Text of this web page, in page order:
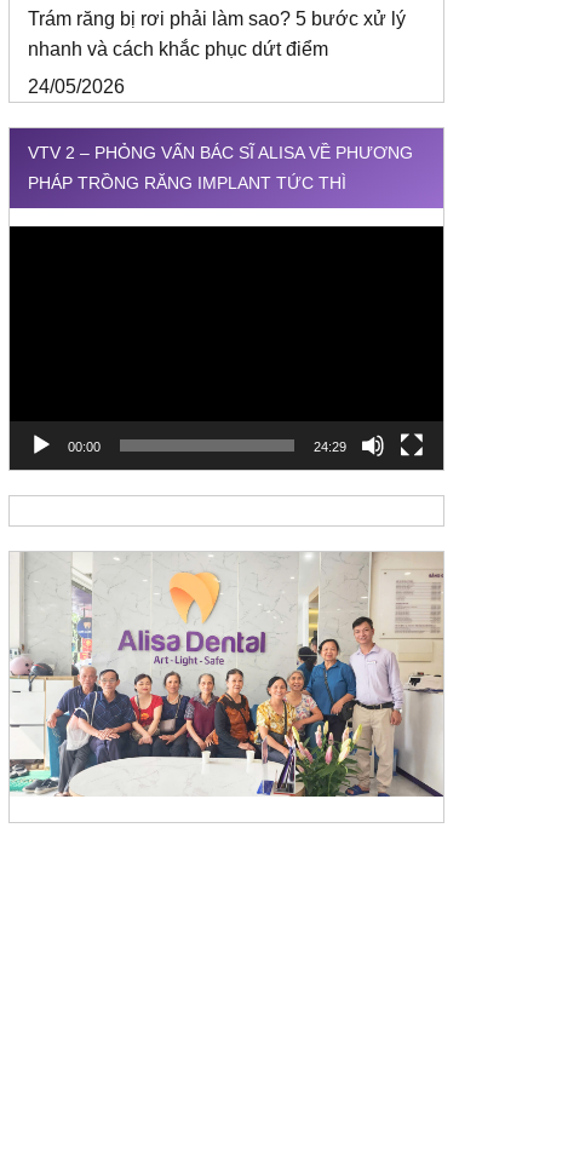
Trám răng bị rơi phải làm sao? 5 bước xử lý
nhanh và cách khắc phục dứt điểm
24/05/2026
VTV 2 – PHỎNG VẤN BÁC SĨ ALISA VỀ PHƯƠNG
PHÁP TRỒNG RĂNG IMPLANT TỨC THÌ
00:00 24:29